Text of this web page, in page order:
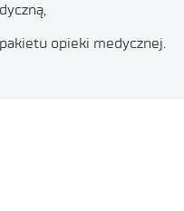
opieki medycznej.